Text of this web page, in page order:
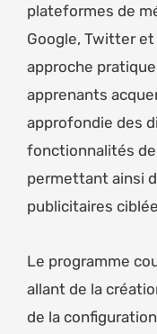
plateformes de
Google, Twitter
approche
apprenants
approfondie des
fonctionnalités
permettant ainsi
publicitaires
Le programme
allant de la
de la